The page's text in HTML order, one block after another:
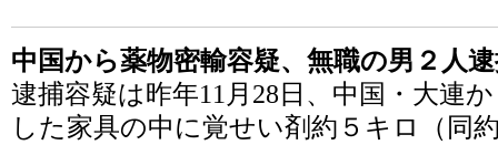
中国から薬物密輸容疑、無職の男２人
逮捕容疑は昨年11月28日、中国・大連
した家具の中に覚せい剤約５キロ（同